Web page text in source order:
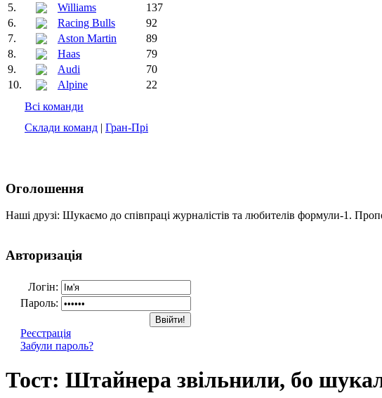
5.
Williams
137
6.
Racing Bulls
92
7.
Aston Martin
89
8.
Haas
79
9.
Audi
70
10.
Alpine
22
Всі команди
Склади команд | Гран-Прі
Оголошення
Наші друзі: Шукаємо до співпраці журналістів та любителів формули-1.
Авторизація
Логін:
Пароль:
Реєстрація
Забули пароль?
Тост: Штайнера звільнили, бо